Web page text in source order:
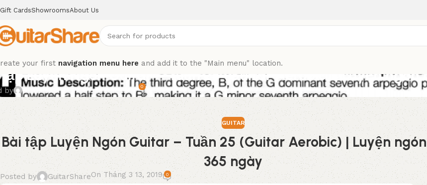
Gift CardsShowroomsAbout Us
your first navigation menu here and add it to the "Main menu" location.
Luyện Ngón Guitar – Tuần 25 (Guitar Aerobic) | Luyện ngón
by GuitarShare On Tháng 3 13, 2019 0
GUITAR
Bài tập Luyện Ngón Guitar – Tuần 25 (Guitar Aerobic) | Luyện
365 ngày
Posted by GuitarShareOn Tháng 3 13, 2019 0